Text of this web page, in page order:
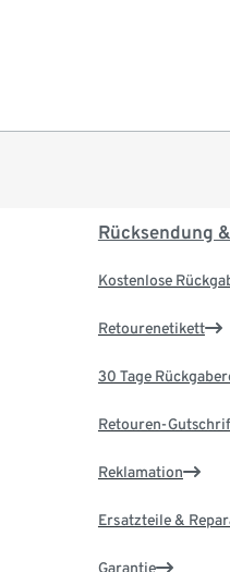
Rücksendung
Kostenlose
Retourenetikett
30 Tage
Retouren-
Reklamation
Ersatzteile &
Garantie